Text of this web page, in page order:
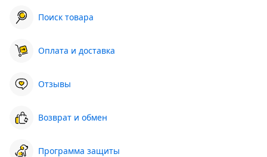
Поиск товара
Оплата и доставка
Отзывы
Возврат и обмен
Программа защиты